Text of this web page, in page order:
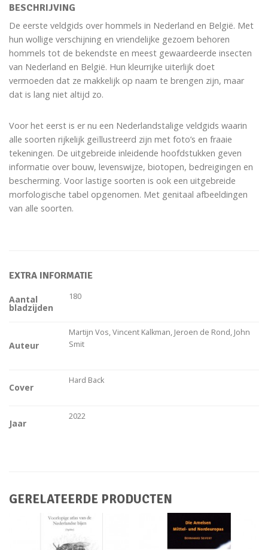
BESCHRIJVING
De eerste veldgids over hommels in Nederland en België. Met
hun wollige verschijning en vriendelijke gezoem behoren
hommels tot de bekendste en meest gewaardeerde insecten
van Nederland en België. Hun kleurrijke uiterlijk doet
vermoeden dat ze makkelijk op naam te brengen zijn, maar
dat is lang niet altijd zo.
Voor het eerst is er nu een Nederlandstalige veldgids waarin
alle soorten rijkelijk geïllustreerd zijn met foto’s en fraaie
tekeningen. De uitgebreide inleidende hoofdstukken geven
informatie over bouw, levenswijze, biotopen, bedreigingen en
bescherming. Voor lastige soorten is ook een uitgebreide
morfologische tabel opgenomen. Met genitaal afbeeldingen
van alle soorten.
EXTRA INFORMATIE
Aantal
bladzijden
180
Auteur
Martijn Vos, Vincent Kalkman, Jeroen de Rond, John
Smit
Cover
Hard Back
Jaar
2022
GERELATEERDE PRODUCTEN